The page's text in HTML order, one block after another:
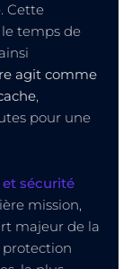
Cette
temps de
agit comme
,
pour une
sécurité
mission,
majeur de la
protection